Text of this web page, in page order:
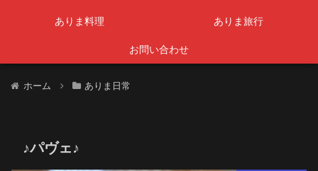
ありま料理 ありま旅行
お問い合わせ
ホーム ありま日常
♪パヴェ♪